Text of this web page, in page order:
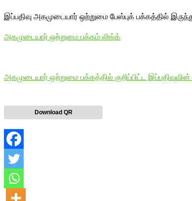
இப்பதிவு அகமுடையார் ஒற்றுமை பேஸ்புக் பக்கத்தில்
அகமுடையார் ஒற்றுமை பக்கம் லிங்க்
அகமுடையார் ஒற்றுமை பக்கத்தில் குறிப்பிட்ட
Download QR